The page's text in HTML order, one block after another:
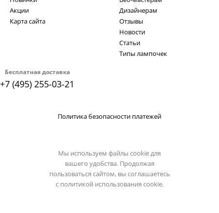
Бесплатная доставка
+7 (495) 255-03-21
Акции
Карта сайта
Дизайнерам
Отзывы
Новости
Статьи
Типы лампочек
Политика безопасности платежей
Мы используем файлы cookie для
вашего удобства. Продолжая
пользоваться сайтом, вы соглашаетесь
с политикой использования cookie.